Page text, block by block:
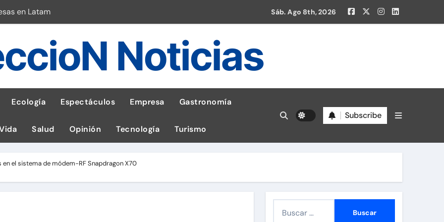
en Latam
de hígado
de GEI en sus operaciones
de celular según OSIPTEL
¡Descarga la app de Meridianbet y gana una jugada gratis en la Liga 1!
Sáb. Ago 8th, 2026
Noticias
Ecología Espectáculos Empresa Gastronomía
Salud Opinión Tecnología Turismo
Subscribe
el sistema de módem-RF Snapdragon X70